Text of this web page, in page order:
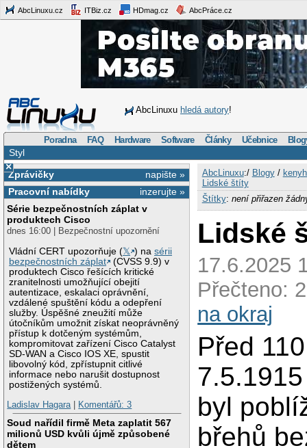
AbcLinuxu.cz ITBiz.cz HDmag.cz AbcPráce.cz
AbcLinuxu hledá autory!
Poradna FAQ Hardware Software Články Učebnice
Styl
×
napište »
Zprávičky
inzerujte »
Pracovní nabídky
Série bezpečnostních záplat v
produktech Cisco
dnes 16:00 | Bezpečnostní upozornění
Vládní CERT upozorňuje (𝕏 ) nasérii
bezpečnostních záplat
(CVSS 9.9) v
produktech Cisco řešících kritické
zranitelnosti umožňující obejití
autentizace, eskalaci oprávnění,
vzdálené spuštění kódu a odepření
služby. Úspěšné zneužití může
útočníkům umožnit získat neoprávněný
přístup k dotčeným systémům,
kompromitovat zařízení Cisco Catalyst
SD-WAN a Cisco IOS XE, spustit
libovolný kód, zpřístupnit citlivé
informace nebo narušit dostupnost
postižených systémů.
Ladislav Hagara| Komentářů: 3
Soud nařídil firmě Meta zaplatit 567
milionů USD kvůli újmě způsobené
dětem
AbcLinuxu:/ Blogy/
Lidské štíty
Štítky: není přiřazen
Lidské
17.6.2025
Přečteno:
na okraj
Před
byl
břehů